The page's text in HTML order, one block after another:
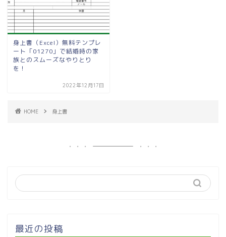
身上書（Excel）無料テンプレ
ート「01270」で結婚時の家
族とのスムーズなやりとり
を！
2022年12月17日
HOME 身上書
最近の投稿